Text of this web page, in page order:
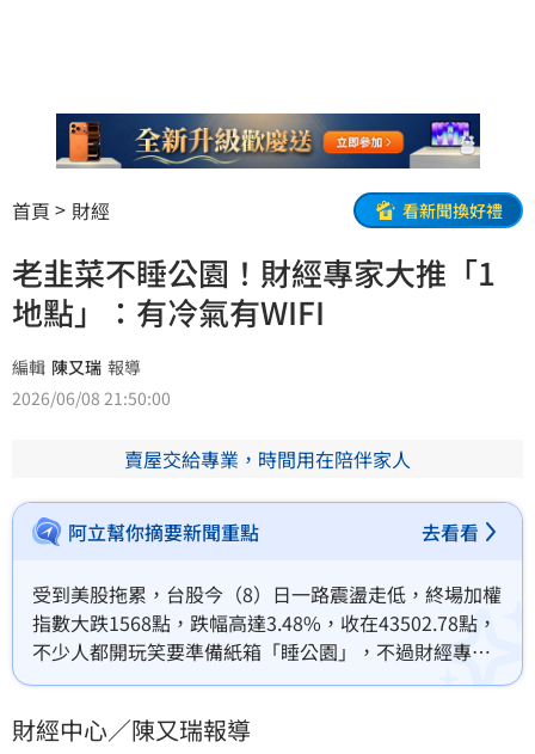
首頁 財經 看新聞換好禮
老韭菜不睡公園！財經專家大推「1
地點」：有冷氣有WIFI
編輯 陳又瑞 報導
2026/06/08 21:50:00
賣屋交給專業，時間用在陪伴家人
阿立幫你摘要新聞重點 去看看
受到美股拖累，台股今（8）日一路震盪走低，終場加權
指數大跌1568點，跌幅高達3.48%，收在43502.78點，
不少人都開玩笑要準備紙箱「睡公園」，不過財經專家
游庭皓直播時分享，其實真正的「老韭菜」不會睡公園
以24小時洗澡，滿足旅客各種需求。
財經中心／陳又瑞報導